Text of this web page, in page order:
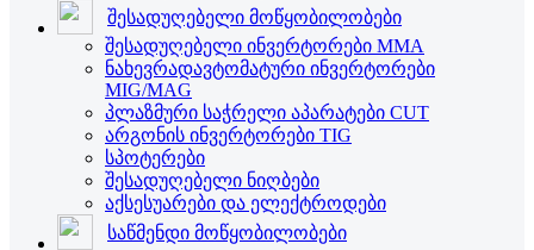
შესადუღებელი მოწყობილობები
შესადუღებელი ინვერტორები MMA
ნახევრადავტომატური ინვერტორები
MIG/MAG
პლაზმური საჭრელი აპარატები CUT
არგონის ინვერტორები TIG
სპოტერები
შესადუღებელი ნიღბები
აქსესუარები და ელექტროდები
საწმენდი მოწყობილობები